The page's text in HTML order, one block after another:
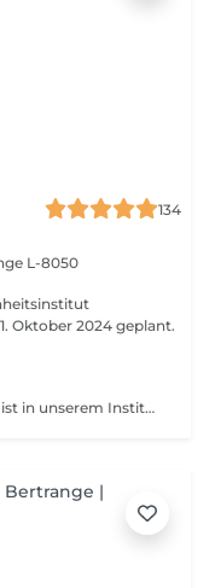
134
L-8050
Oktober 2024 geplant.
Zuckerhaarentfernung Diese Methode ist in unserem Institut sehr beliebt geworden. Die Zuckerpaste ist 100% natürlich. Sie basiert auf tausendjährigen Rezepten aus dem Nahen Osten und enthält ausschließlich Wasser und Zucker ohne chemische, aromatische oder färbende Substanzen. Die Paste ist hypoallergen und verursacht keine Hautreizungen. Sie gilt für alle Bereiche. Die Paste wird in das Follikel massiert, umhüllt die Haare, umgibt sie und schmiert sie. Die Extraktion erfolgt in natürlicher Haarwuchsrichtung. Es gibt keine gebrochenen Haare mehr im Follikel. Diese Technik verursacht keine Rötung oder Reizung der Haut. Ein nicht zu vernachlässigender Vorteil ist die Tatsache, dass Sie keine bestimmte Haarlänge haben müssen, da der Zucker anders als beim Wachs sehr kurze Haare effektiv entfernt. Wir empfehlen diese Methode auch Teenagern beim ersten Depilieren und bei Menschen, die eine vollständige Körperhaarentfernung wünschen, da sie viel weniger schmerzhaft ist als Wachsen.